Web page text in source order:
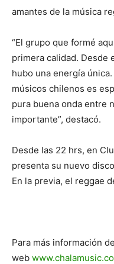
amantes de la música
“El grupo que formé
primera calidad. Desde
hubo una energía
músicos chilenos es
pura buena onda entre
importante”, destacó.
Desde las 22 hrs, en
presenta su nuevo
En la previa, el reggae
Para más información
web